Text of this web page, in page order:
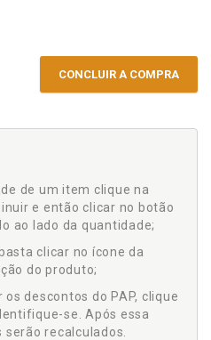
CONCLUIR A COMPRA
de um item clique na
e então clicar no botão
ao lado da quantidade;
clicar no ícone da
do produto;
descontos do PAP, clique
se. Após essa
recalculados.